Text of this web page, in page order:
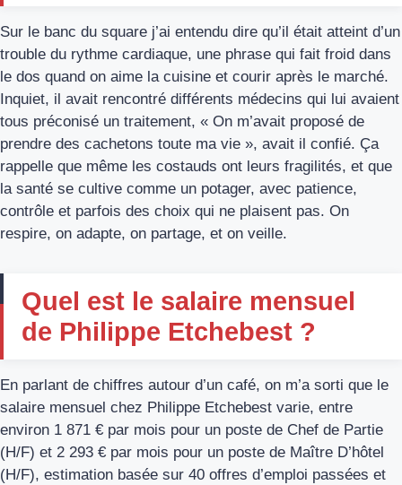
Sur le banc du square j’ai entendu dire qu’il était atteint d’un
trouble du rythme cardiaque, une phrase qui fait froid dans
le dos quand on aime la cuisine et courir après le marché.
Inquiet, il avait rencontré différents médecins qui lui avaient
tous préconisé un traitement, « On m’avait proposé de
prendre des cachetons toute ma vie », avait il confié. Ça
rappelle que même les costauds ont leurs fragilités, et que
la santé se cultive comme un potager, avec patience,
contrôle et parfois des choix qui ne plaisent pas. On
respire, on adapte, on partage, et on veille.
Quel est le salaire mensuel
de Philippe Etchebest ?
En parlant de chiffres autour d’un café, on m’a sorti que le
salaire mensuel chez Philippe Etchebest varie, entre
environ 1 871 € par mois pour un poste de Chef de Partie
(H/F) et 2 293 € par mois pour un poste de Maître D’hôtel
(H/F), estimation basée sur 40 offres d’emploi passées et